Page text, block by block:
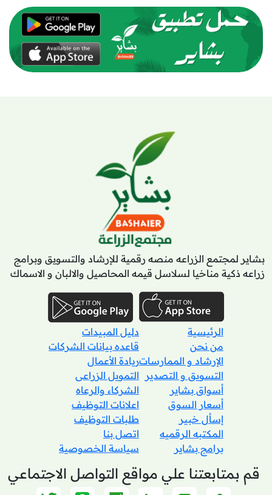
بشاير لمجتمع الزراعه منصه رقمية للإرشاد والتسويق وبرامج
زراعه ذكية مناخيا لسلاسل قيمه المحاصيل والالبان و الاسماك
الرئيسية
من نحن
الإرشاد و الممارسات
التسويق و التصدير
أسواق بشاير
أسعار السوق
إسأل خبير
المكتبه الرقميه
برامج بشاير
دليل المبيدات
قاعده بيانات الشركات
ريادة الأعمال
التمويل الزراعى
الشركاء والرعاه
اعلانات التوظيف
طلبات التوظيف
اتصل بنا
سياسة الخصوصية
قم بمتابعتنا علي مواقع التواصل الاجتماعي